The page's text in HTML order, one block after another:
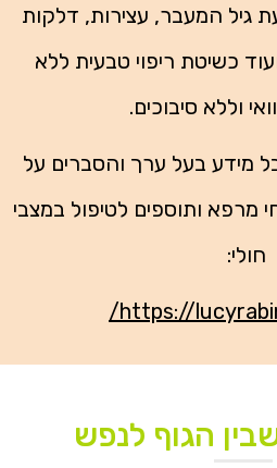
גיל המעבר, עצירות, דלקות
כשיטת ריפוי טבעית ללא
וללא סיבוכים.
מידע בעל ערך והסברים על
מרפא ותוספים לטיפול במצבי
חולי:
https://
הגוף לנפש